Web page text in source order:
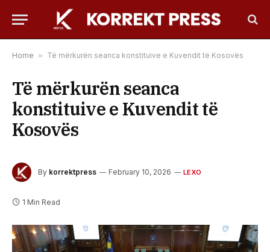
Home » Të mërkurën seanca konstituive e Kuvendit të Kosovës
Të mërkurën seanca
konstituive e Kuvendit të
Kosovës
By korrektpress February 10, 2026 LEXO
1 Min Read